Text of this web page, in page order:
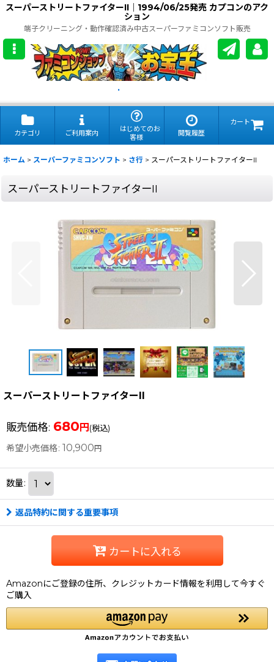
スーパーストリートファイターII｜1994/06/25発売 カプコンのアク
ション
端子クリーニング・動作確認済み中古スーパーファミコンソフト販売
.
カテゴリ ご利用案内
はじめてのお
客様
閲覧履歴
カート
ホーム > スーパーファミコンソフト > さ行 > スーパーストリートファイターII
スーパーストリートファイターII
スーパーストリートファイターII
販売価格: 680 円 (税込)
希望小売価格: 10,900 円
数量:
返品特約に関する重要事項
カートに入れる
Amazonにご登録の住所、クレジットカード情報を利用して今すぐ
ご購入